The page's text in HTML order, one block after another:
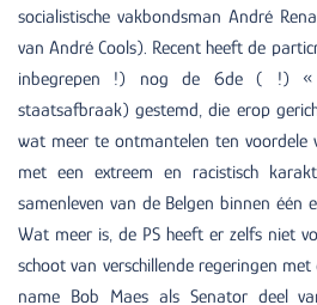
socialistische vakbondsman André
van André Cools). Recent heeft de
inbegrepen !) nog de 6de ( !) «
staatsafbraak) gestemd, die erop
wat meer te ontmantelen ten voordele
met een extreem en racistisch
samenleven van de Belgen binnen één
Wat meer is, de PS heeft er zelfs niet
schoot van verschillende regeringen
name Bob Maes als Senator deel